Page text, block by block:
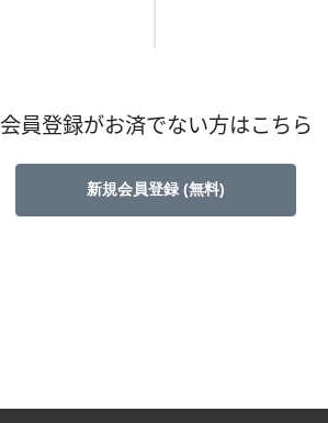
会員登録がお済でない方はこちら
新規会員登録 (無料)